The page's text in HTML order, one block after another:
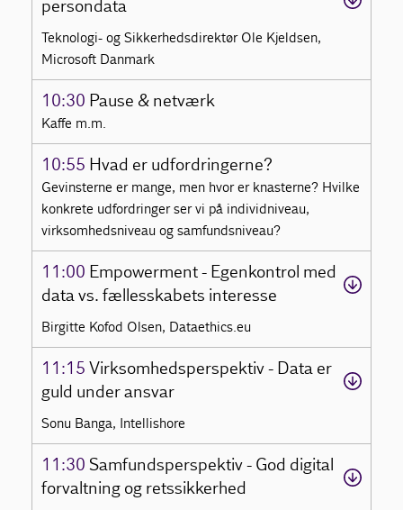
persondata
Teknologi- og Sikkerhedsdirektør Ole Kjeldsen,
Microsoft Danmark
10:30 Pause & netværk
Kaffe m.m.
10:55 Hvad er udfordringerne?
Gevinsterne er mange, men hvor er knasterne? Hvilke
konkrete udfordringer ser vi på individniveau,
virksomhedsniveau og samfundsniveau?
11:00 Empowerment - Egenkontrol med
data vs. fællesskabets interesse
Birgitte Kofod Olsen, Dataethics.eu
11:15 Virksomhedsperspektiv - Data er
guld under ansvar
Sonu Banga, Intellishore
11:30 Samfundsperspektiv - God digital
forvaltning og retssikkerhed